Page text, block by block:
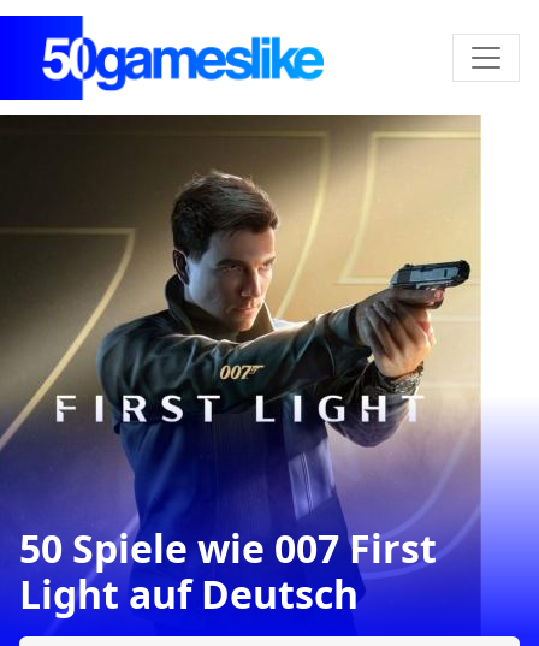
50 Spiele wie 007 First
Light auf Deutsch